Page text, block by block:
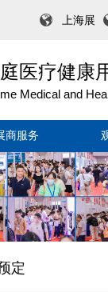
上海展
医疗健康
Medical and
商服务
定